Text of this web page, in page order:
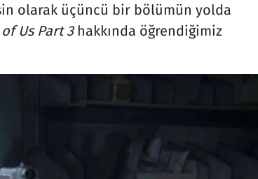
olarak üçüncü bir bölümün yolda
Us Part 3hakkında öğrendiğimiz